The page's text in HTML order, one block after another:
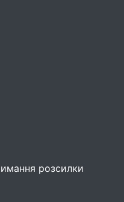
розсилки